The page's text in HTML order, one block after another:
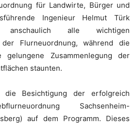
für Landwirte, Bürger und
Ingenieur Helmut Türk
alle wichtigen
Flurneuordnung, während die
Zusammenlegung der
staunten.
die Besichtigung der erfolgreich
Sachsenheim-
auf dem Programm. Dieses